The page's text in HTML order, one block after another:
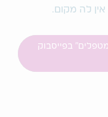
לה מקום.
בפייסבוק